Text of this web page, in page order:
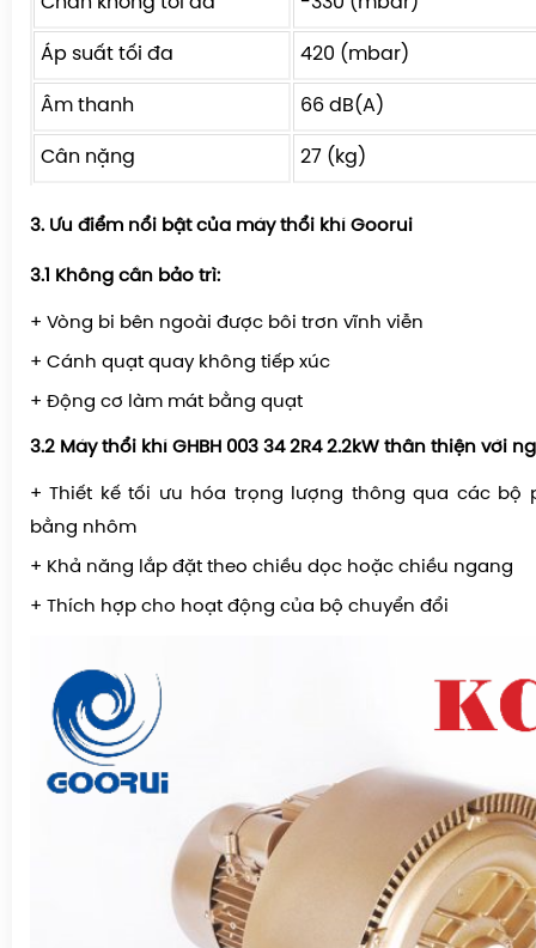
Áp suất tối đa 420 (mbar)
Âm thanh 66 dB(A)
Cân nặng 27 (kg)
3. Ưu điểm nổi bật của máy thổi khí Goorui
3.1 Không cần bảo trì:
+ Vòng bi bên ngoài được bôi trơn vĩnh viễn
+ Cánh quạt quay không tiếp xúc
+ Động cơ làm mát bằng quạt
3.2 Máy thổi khí GHBH 003 34 2R4 2.2kW thân thiện với
+ Thiết kế tối ưu hóa trọng lượng thông qua các bộ
bằng nhôm
+ Khả năng lắp đặt theo chiều dọc hoặc chiều ngang
+ Thích hợp cho hoạt động của bộ chuyển đổi